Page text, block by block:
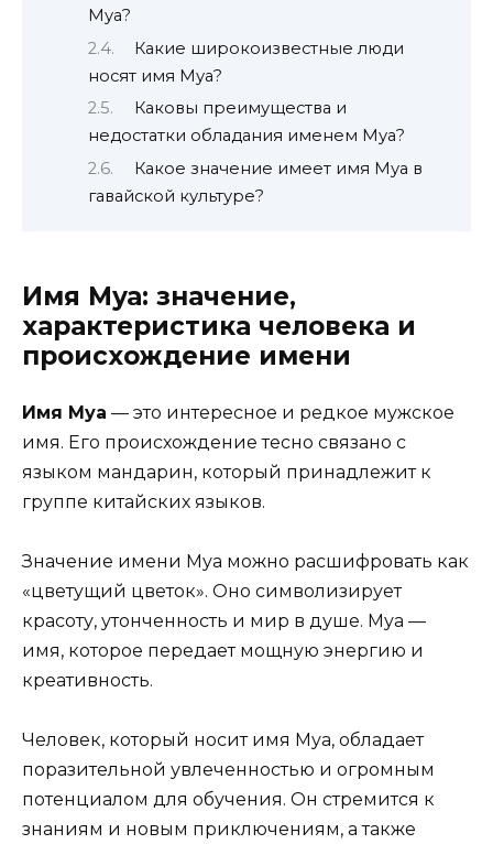
Муа?
Какие широкоизвестные люди
носят имя Муа?
Каковы преимущества и
недостатки обладания именем Муа?
Какое значение имеет имя Муа в
гавайской культуре?
Имя Муа: значение,
характеристика человека и
происхождение имени
Имя Муа — это интересное и редкое мужское
имя. Его происхождение тесно связано с
языком мандарин, который принадлежит к
группе китайских языков.
Значение имени Муа можно расшифровать как
«цветущий цветок». Оно символизирует
красоту, утонченность и мир в душе. Муа —
имя, которое передает мощную энергию и
креативность.
Человек, который носит имя Муа, обладает
поразительной увлеченностью и огромным
потенциалом для обучения. Он стремится к
знаниям и новым приключениям, а также